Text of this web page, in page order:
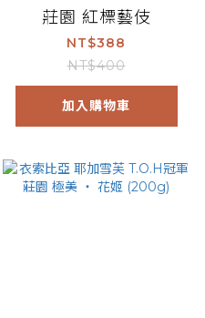
莊園 紅標藝伎
NT$388
NT$400
加入購物車